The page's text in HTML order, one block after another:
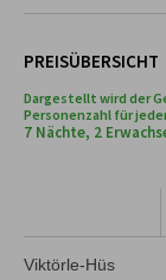
PREISÜBERSICHT
Dargestellt wird der
Personenzahl für
7 Nächte, 2
Viktörle-Hüs